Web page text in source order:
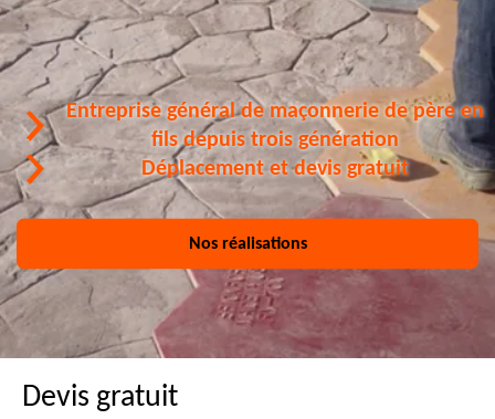
Entreprise général de maçonnerie de père en
fils depuis trois génération
Déplacement et devis gratuit
Nos réalisations
Devis gratuit